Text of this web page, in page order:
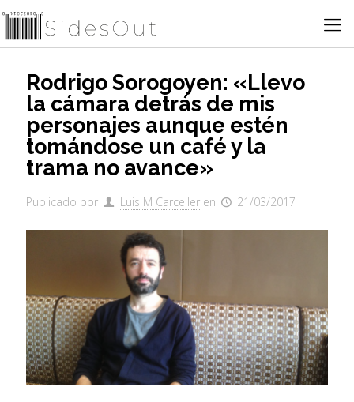
Rodrigo Sorogoyen: «Llevo
la cámara detrás de mis
personajes aunque estén
tomándose un café y la
trama no avance»
Publicado por Luis M Carceller en 21/03/2017